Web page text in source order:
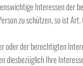
Interessen der
zu schützen, so ist Art.
oder der berechtigten
diesbezüglich Ihre